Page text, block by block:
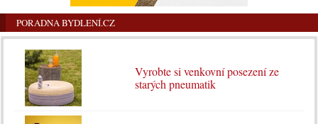
PORADNA BYDLENÍ.CZ
Vyrobte si venkovní posezení ze
starých pneumatik